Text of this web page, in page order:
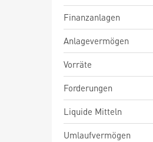
Finanzanlagen
Anlagevermögen
Vorräte
Forderungen
Liquide Mitteln
Umlaufvermögen